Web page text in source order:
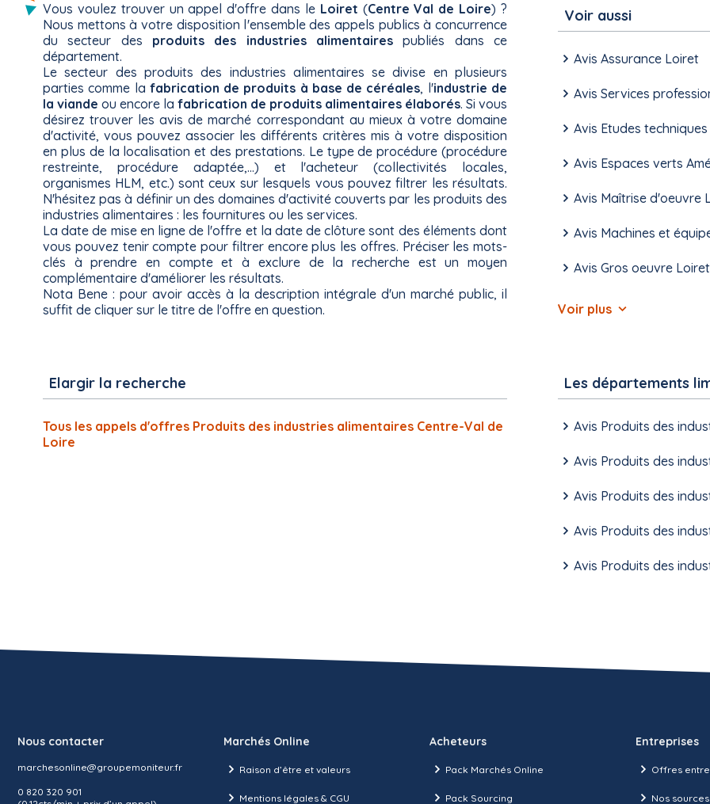
Vous voulez trouver un appel d'offre dans le Loiret (Centre Val de Loire) ?
Nous mettons à votre disposition l'ensemble des appels publics à concurrence
du secteur des produits des industries alimentaires publiés dans ce
département.
Le secteur des produits des industries alimentaires se divise en plusieurs
parties comme la fabrication de produits à base de céréales, l'industrie de
la viande ou encore la fabrication de produits alimentaires élaborés. Si vous
désirez trouver les avis de marché correspondant au mieux à votre domaine
d'activité, vous pouvez associer les différents critères mis à votre disposition
en plus de la localisation et des prestations. Le type de procédure (procédure
restreinte, procédure adaptée,...) et l'acheteur (collectivités locales,
organismes HLM, etc.) sont ceux sur lesquels vous pouvez filtrer les résultats.
N'hésitez pas à définir un des domaines d'activité couverts par les produits des
industries alimentaires : les fournitures ou les services.
La date de mise en ligne de l'offre et la date de clôture sont des éléments dont
vous pouvez tenir compte pour filtrer encore plus les offres. Préciser les mots-
clés à prendre en compte et à exclure de la recherche est un moyen
complémentaire d'améliorer les résultats.
Nota Bene : pour avoir accès à la description intégrale d'un marché public, il
suffit de cliquer sur le titre de l'offre en question.
Voir aussi
Avis Assurance Loiret
Avis Services
Avis Etudes
Avis Espaces verts
Avis Maîtrise d'oeuvre
Avis Machines et
Avis Gros oeuvre Loiret
Voir plus
Elargir la recherche
Tous les appels d'offres Produits des industries alimentaires Centre-Val de
Loire
Les départements
Avis Produits des
Avis Produits des
Avis Produits des
Avis Produits des
Avis Produits des
Nous contacter
marchesonline@groupemoniteur.fr
0 820 320 901
Marchés Online
Raison d’être et valeurs
Mentions légales & CGU
Acheteurs
Pack Marchés Online
Pack Sourcing
Entreprises
Offres
Nos